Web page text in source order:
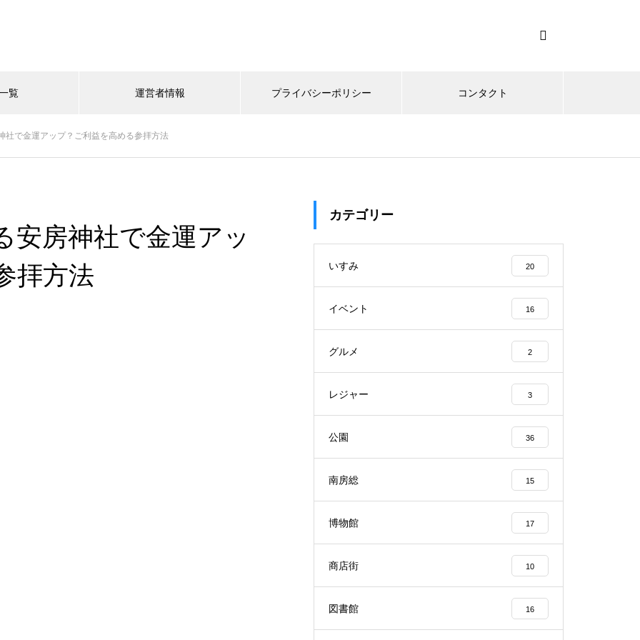
覧 運営者情報 プライバシーポリシー コンタクト
社で金運アップ？ご利益を高める参拝方法
安房神社で金運アッ
拝方法
カテゴリー
いすみ 20
イベント 16
グルメ 2
レジャー 3
公園 36
南房総 15
博物館 17
商店街 10
図書館 16